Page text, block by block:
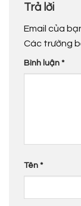
Trả lời
Email của
Các trường
Bình luận *
Tên *